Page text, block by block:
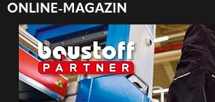
ONLINE-MAGAZIN